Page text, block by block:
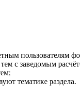
пользователям
с заведомым
тематике раздела.